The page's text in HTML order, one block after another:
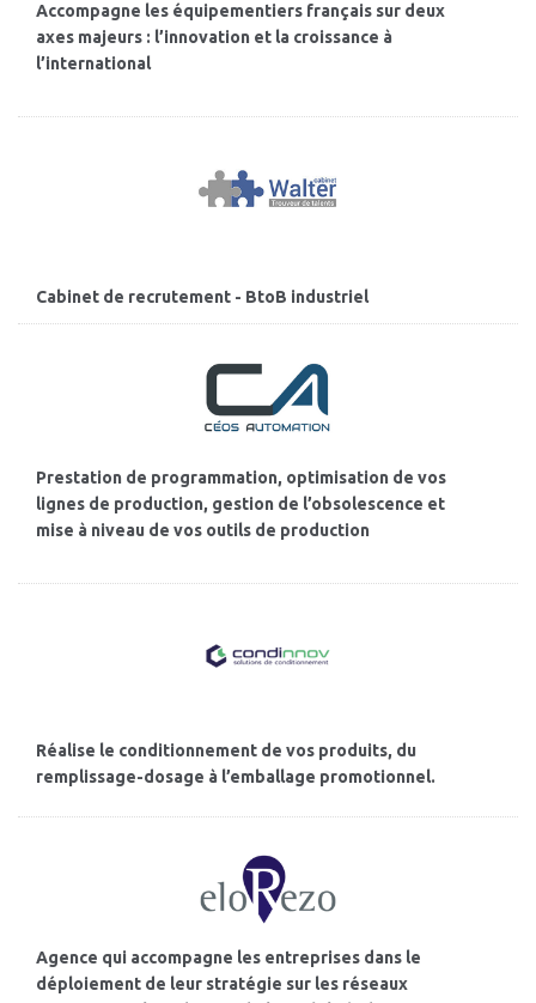
Accompagne les équipementiers français sur deux
axes majeurs : l’innovation et la croissance à
l’international
Cabinet de recrutement - BtoB industriel
Prestation de programmation, optimisation de vos
lignes de production, gestion de l’obsolescence et
mise à niveau de vos outils de production
Réalise le conditionnement de vos produits, du
remplissage-dosage à l’emballage promotionnel.
Agence qui accompagne les entreprises dans le
déploiement de leur stratégie sur les réseaux